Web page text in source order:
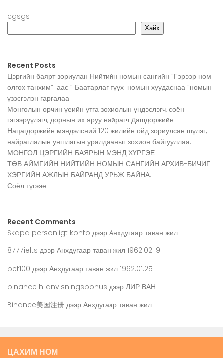
cgsgs
Хайх
Recent Posts
Цэргийн баярт зориулан Нийтийн номын сангийн “Гэрээр ном
олгох танхим”-аас ” Баатарлаг түүх-номын хуудаснаа “номын
үзэсгэлэн гаргалаа.
Монголын орчин үеийн утга зохиолын үндэслэгч, соён
гэгээрүүлэгч, дорнын их яруу найрагч Дашдоржийн
Нацагдоржийн мэндэлсний 120 жилийн ойд зориулсан шүлэг,
найраглалын уншлагын уралдааныг зохион байгууллаа.
МОНГОЛ ЦЭРГИЙН БАЯРЫН МЭНД ХҮРГЭЕ
ТӨВ АЙМГИЙН НИЙТИЙН НОМЫН САНГИЙН АРХИВ-БИЧИГ
ХЭРГИЙН АЖЛЫН БАЙРАНД УРЬЖ БАЙНА.
Соёл түгээе
Recent Comments
Skapa personligt konto дээр Анхдугаар таван жил
8777ielts дээр Анхдугаар таван жил 1962.02.19
bet100 дээр Анхдугаар таван жил 1962.01.25
binance h"anvisningsbonus дээр ЛИР ВАН
Binance美国注册 дээр Анхдугаар таван жил
ЦАХИМ НОМ